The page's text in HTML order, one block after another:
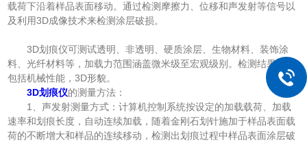
载荷下沿着样品表面移动。通过检测摩擦力、位移和声发射等信号以
及利用3D成像技术来检测涂层破损。
3D划痕仪可测试透明、非透明、硬质涂层、生物材料、装饰涂
料、光纤材料等，加载力范围涵盖微米级至宏观级别。检测结果主要
包括机械性能，3D形貌。
3D划痕仪的测量方法：
1、声发射测量方式：计算机控制系统按设定的加载载荷、加载
速率和划痕长度，自动连续加载，随着金刚石划针施加于样品表面载
荷的不断增大和样品的连续移动，检测出划痕过程中样品表面涂层破